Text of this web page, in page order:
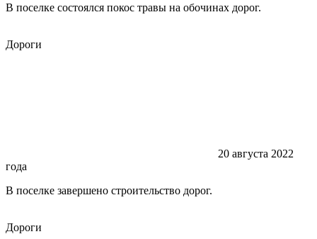
В поселке состоялся покос травы на обочинах дорог.
Дороги
20 августа 2022
года
В поселке завершено строительство дорог.
Дороги